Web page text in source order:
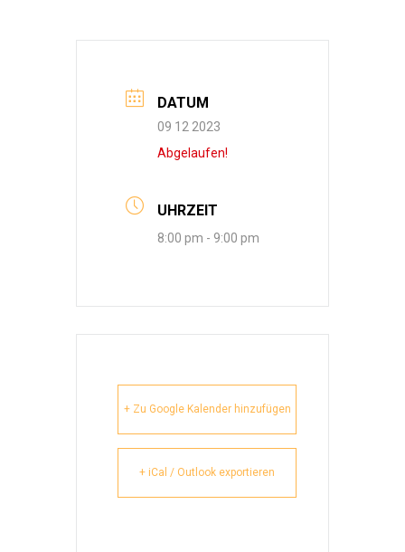
DATUM
09 12 2023
Abgelaufen!
UHRZEIT
8:00 pm - 9:00 pm
+ Zu Google Kalender hinzufügen
+ iCal / Outlook exportieren